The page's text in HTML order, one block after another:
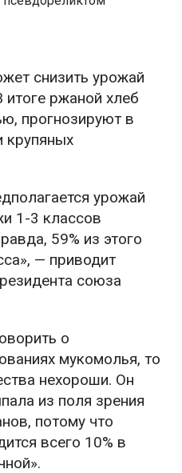
снизить урожай
ржаной хлеб
прогнозируют в
урожай
1-3 классов
59% из этого
— приводит
союза
о
мукомолья, то
нехороши. Он
из поля зрения
потому что
всего 10% в